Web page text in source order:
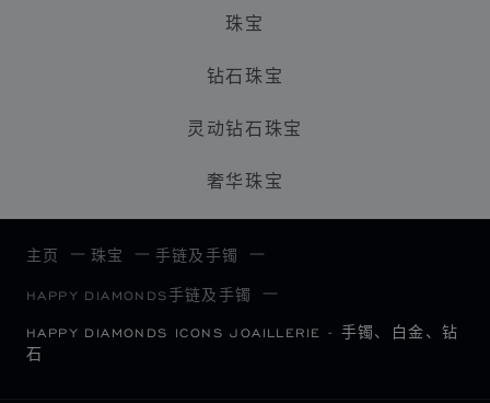
珠宝
钻石珠宝
灵动钻石珠宝
奢华珠宝
主页 珠宝 手链及手镯
HAPPY DIAMONDS手链及手镯
HAPPY DIAMONDS ICONS JOAILLERIE - 手镯、白金、钻
石